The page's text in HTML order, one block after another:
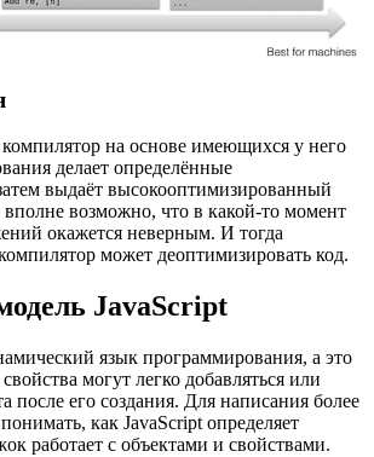
на основе имеющихся у него
делает определённые
выдаёт высокооптимизированный
возможно, что в какой-то момент
окажется неверным. И тогда
может деоптимизировать код.
JavaScript
язык программирования, а это
могут легко добавляться или
после его создания. Для написания более
как JavaScript определяет
работает с объектами и свойствами.